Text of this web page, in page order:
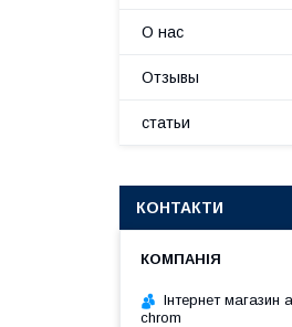
О нас
Отзывы
статьи
КОНТАКТИ
Інтернет магазин
chrom